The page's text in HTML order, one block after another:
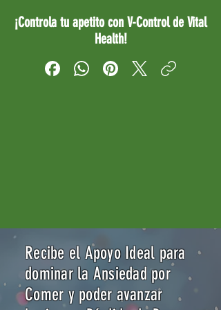
¡Controla tu apetito con V-Control de Vital
Health!
Recibe el Apoyo Ideal para
dominar la Ansiedad por
Comer y poder avanzar